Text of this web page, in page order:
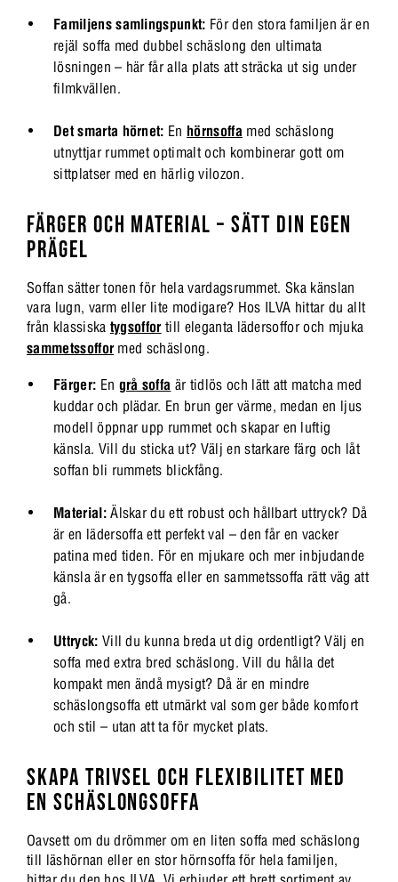
Familjens samlingspunkt: För den stora familjen är en
rejäl soffa med dubbel schäslong den ultimata
lösningen – här får alla plats att sträcka ut sig under
filmkvällen.
Det smarta hörnet: En hörnsoffa med schäslong
utnyttjar rummet optimalt och kombinerar gott om
sittplatser med en härlig vilozon.
FÄRGER OCH MATERIAL – SÄTT DIN EGEN
PRÄGEL
Soffan sätter tonen för hela vardagsrummet. Ska känslan
vara lugn, varm eller lite modigare? Hos ILVA hittar du allt
från klassiska tygsoffortill eleganta lädersoffor och mjuka
sammetssofformed schäslong.
Färger: En grå soffa är tidlös och lätt att matcha med
kuddar och plädar. En brun ger värme, medan en ljus
modell öppnar upp rummet och skapar en luftig
känsla. Vill du sticka ut? Välj en starkare färg och låt
soffan bli rummets blickfång.
Material:Älskar du ett robust och hållbart uttryck? Då
är en lädersoffa ett perfekt val – den får en vacker
patina med tiden. För en mjukare och mer inbjudande
känsla är en tygsoffa eller en sammetssoffa rätt väg att
gå.
Uttryck: Vill du kunna breda ut dig ordentligt? Välj en
soffa med extra bred schäslong. Vill du hålla det
kompakt men ändå mysigt? Då är en mindre
schäslongsoffa ett utmärkt val som ger både komfort
och stil – utan att ta för mycket plats.
SKAPA TRIVSEL OCH FLEXIBILITET MED
EN SCHÄSLONGSOFFA
Oavsett om du drömmer om en liten soffa med schäslong
till läshörnan eller en stor hörnsoffa för hela familjen,